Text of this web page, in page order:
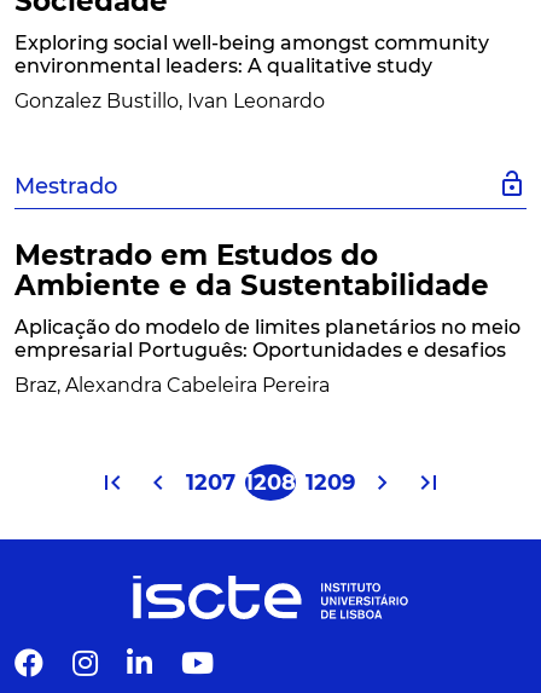
Exploring social well-being amongst community
environmental leaders: A qualitative study
Gonzalez Bustillo, Ivan Leonardo
Mestrado lock_open
Mestrado em Estudos do
Ambiente e da Sustentabilidade
Aplicação do modelo de limites planetários no meio
empresarial Português: Oportunidades e desafios
Braz, Alexandra Cabeleira Pereira
first_pageInício
chevron_leftAnterior
1207 1208 1209 chevron_rightSeguinte
last_pageÚltima